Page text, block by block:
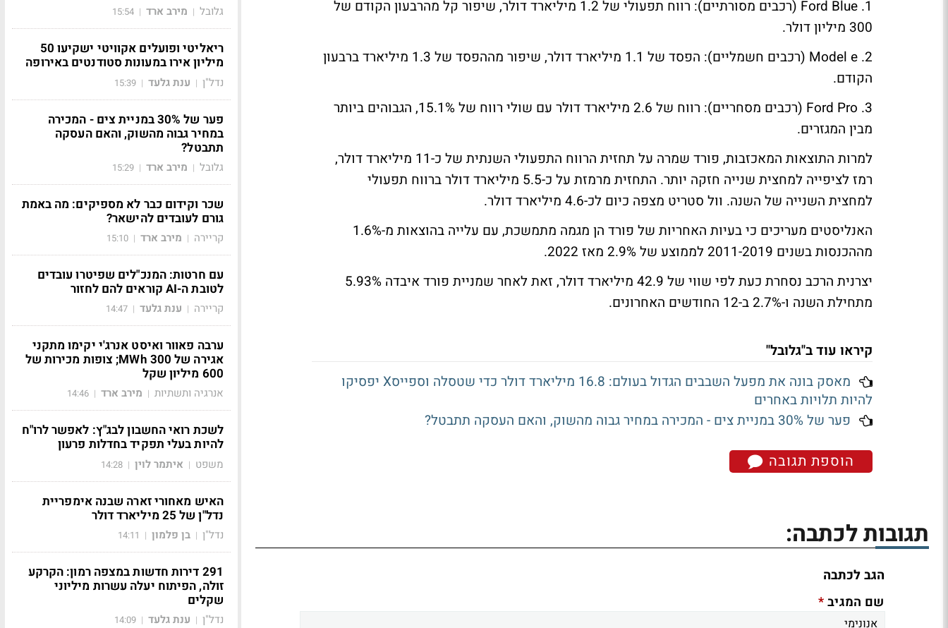
1. Ford Blue (רכבים מסורתיים): רווח תפעולי של 1.2 מיליארד דולר, שיפור קל מהרבעון הקודם של
300 מיליון דולר.
2. Model e (רכבים חשמליים): הפסד של 1.1 מיליארד דולר, שיפור מההפסד של 1.3 מיליארד ברבעון
הקודם.
3. Ford Pro (רכבים מסחריים): רווח של 2.6 מיליארד דולר עם שולי רווח של 15.1%, הגבוהים ביותר
מבין המגזרים.
למרות התוצאות המאכזבות, פורד שמרה על תחזית הרווח התפעולי השנתית של כ-11 מיליארד דולר,
רמז לציפייה למחצית שנייה חזקה יותר. התחזית מרמזת על כ-5.5 מיליארד דולר ברווח תפעולי
למחצית השנייה של השנה. וול סטריט מצפה כיום לכ-4.6 מיליארד דולר.
האנליסטים מעריכים כי בעיות האחריות של פורד הן מגמה מתמשכת, עם עלייה בהוצאות מ-1.6%
מההכנסות בשנים 2011-2019 לממוצע של 2.9% מאז 2022.
יצרנית הרכב נסחרת כעת לפי שווי של 42.9 מיליארד דולר, זאת לאחר שמניית פורד איבדה 5.93%
מתחילת השנה ו-2.7% ב-12 החודשים האחרונים.
קיראו עוד ב"גלובל"
מאסק בונה את מפעל השבבים הגדול בעולם: 16.8 מיליארד דולר כדי שטסלה וספייסX יפסיקו
להיות תלויות באחרים
פער של 30% במניית צים - המכירה במחיר גבוה מהשוק, והאם העסקה תתבטל?
הוספת תגובה
תגובות לכתבה:
הגב לכתבה
שם המגיב*
גלובל | מירב ארד |
15:54
ריאליטי ופועלים אקוויטי ישקיעו 50
מיליון אירו במעונות סטודנטים באירופה
נדל"ן | ענת גלעד |
15:39
פער של 30% במניית צים - המכירה
במחיר גבוה מהשוק, והאם העסקה
תתבטל?
גלובל | מירב ארד |
15:29
שכר וקידום כבר לא מספיקים: מה באמת
גורם לעובדים להישאר?
קריירה | מירב ארד |
15:10
עם חרטות: המנכ"לים שפיטרו עובדים
לטובת ה-AI קוראים להם לחזור
קריירה | ענת גלעד |
14:47
ערבה פאוור ואיסט אנרג'י יקימו מתקני
אגירה של 300 MWh; צופות מכירות של
600 מיליון שקל
אנרגיה ותשתיות | מירב ארד |
14:46
לשכת רואי החשבון לבג"ץ: לאפשר לרו"ח
להיות בעלי תפקיד בחדלות פרעון
משפט | איתמר לוין |
14:28
האיש מאחורי זארה שבנה אימפריית
נדל"ן של 25 מיליארד דולר
נדל"ן | בן פלמון |
14:11
291 דירות חדשות במצפה רמון: הקרקע
זולה, הפיתוח יעלה עשרות מיליוני
שקלים
נדל"ן | ענת גלעד |
14:09